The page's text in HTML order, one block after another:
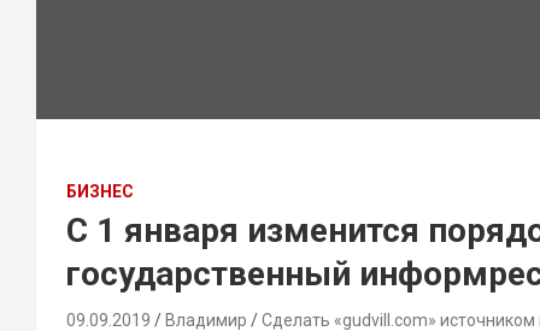
БИЗНЕС
С 1 января изменится
государственный
09.09.2019 Владимир Сделать «gudvill.com» источником